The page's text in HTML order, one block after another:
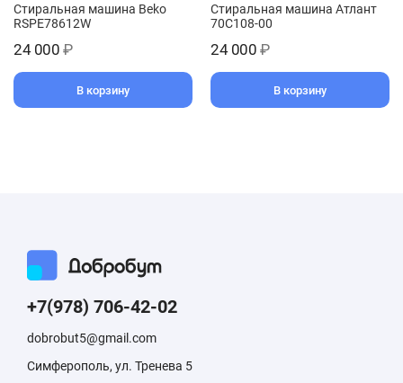
Стиральная машина Beko
RSPE78612W
24 000 ₽
В корзину
Стиральная машина Атлант
70С108-00
24 000 ₽
В корзину
+7(978) 706-42-02
dobrobut5@gmail.com
Симферополь, ул. Тренева 5